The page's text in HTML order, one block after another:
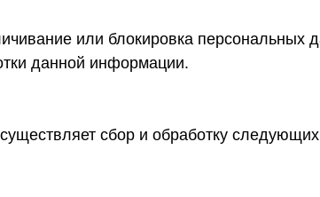
или блокировка персональных
данной информации.
сбор и обработку